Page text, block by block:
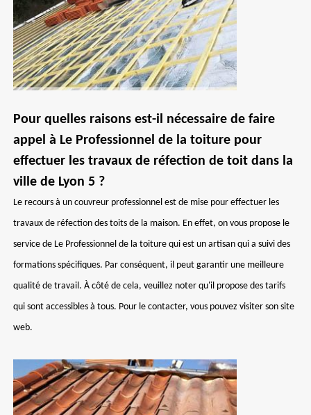
Pour quelles raisons est-il nécessaire de faire
appel à Le Professionnel de la toiture pour
effectuer les travaux de réfection de toit dans la
ville de Lyon 5 ?
Le recours à un couvreur professionnel est de mise pour effectuer les
travaux de réfection des toits de la maison. En effet, on vous propose le
service de Le Professionnel de la toiture qui est un artisan qui a suivi des
formations spécifiques. Par conséquent, il peut garantir une meilleure
qualité de travail. À côté de cela, veuillez noter qu'il propose des tarifs
qui sont accessibles à tous. Pour le contacter, vous pouvez visiter son site
web.